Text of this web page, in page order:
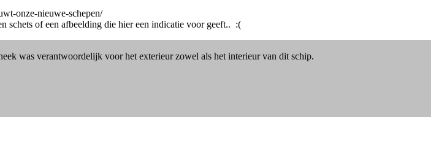
onze-nieuwe-schepen/
schets of een afbeelding die hier een indicatie voor geeft.. :(
was verantwoordelijk voor het exterieur zowel als het interieur van dit schip.